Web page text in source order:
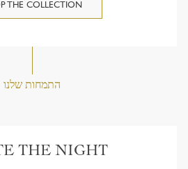
THE COLLECTION
התמחות שלנו
THE NIGHT